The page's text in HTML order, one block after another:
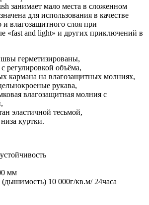
занимает мало места в сложенном
для использования в качестве
влагозащитного слоя при
«fast and light» и других приключений в
герметизированы,
регулировкой объёма,
кармана на влагозащитных молниях,
рукава,
влагозащитная молния с
эластичной тесьмой,
куртки.
мм
10 000г/кв.м/ 24часа